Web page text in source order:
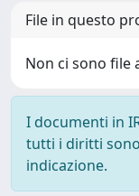
File in questo
Non ci sono file
I documenti in
tutti i diritti
indicazione.